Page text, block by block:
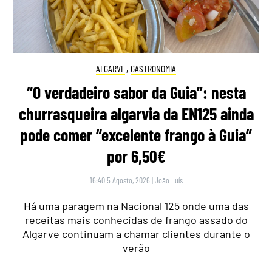
ALGARVE, GASTRONOMIA
“O verdadeiro sabor da Guia”: nesta
churrasqueira algarvia da EN125 ainda
pode comer “excelente frango à Guia”
por 6,50€
16:40 5 Agosto, 2026 |João Luís
Há uma paragem na Nacional 125 onde uma das
receitas mais conhecidas de frango assado do
Algarve continuam a chamar clientes durante o
verão